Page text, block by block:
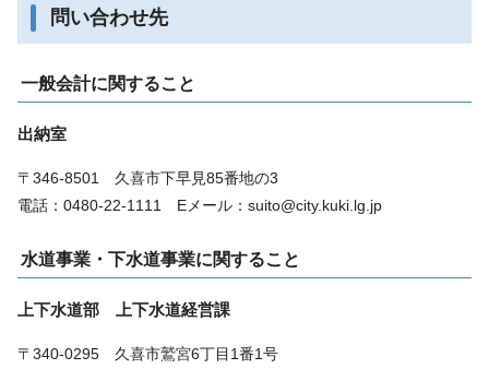
問い合わせ先
一般会計に関すること
出納室
〒346-8501 久喜市下早見85番地の3
電話：0480-22-1111 Eメール：suito@city.kuki.lg.jp
水道事業・下水道事業に関すること
上下水道部 上下水道経営課
〒340-0295 久喜市鷲宮6丁目1番1号